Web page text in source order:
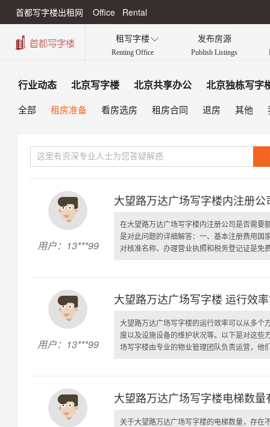
首都写字楼出租网 Office Rental
租写字楼
Renting Office
 发布房源
Publish Listings
行业动态 北京写字楼 北京共享办公 北京独栋写字
全部 租房准备 看房选房 租房合同 退房 其他
用户：13***99
大望路万达广场写字楼内注册
在大望路万达广场写字楼内注册公司是否需要
是对此问题的详细解答：一、基本注册费用国
对核准名称、办理营业执照和税务登记证是免
用户：13***99
大望路万达广场写字楼 运行效
大望路万达广场写字楼的运行效率可以从多个
度以及设施设备的维护状况等。以下是对这些
场写字楼由专业的物业管理团队负责运营，他
大望路万达广场写字楼电梯数量
关于大望路万达广场写字楼的电梯数量，存在